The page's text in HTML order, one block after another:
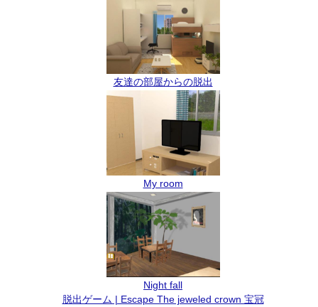
友達の部屋からの脱出
My room
Night fall
脱出ゲーム | Escape The jeweled crown 宝冠